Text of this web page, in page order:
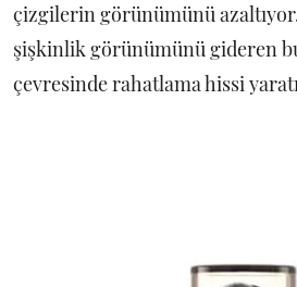
çizgilerin görünümünü
şişkinlik görünümünü gideren
çevresinde rahatlama hissi